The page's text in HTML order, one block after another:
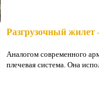
Разгрузочный жилет
Аналогом современного
плечевая система. Она